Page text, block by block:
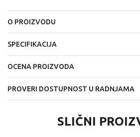
O PROIZVODU
SPECIFIKACIJA
OCENA PROIZVODA
PROVERI DOSTUPNOST U RADNJAMA
SLIČNI